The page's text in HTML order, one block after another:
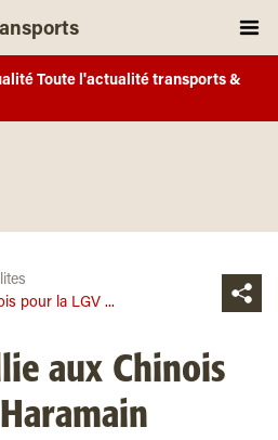
Toute l'actualité transports &
pour la LGV ...
aux Chinois